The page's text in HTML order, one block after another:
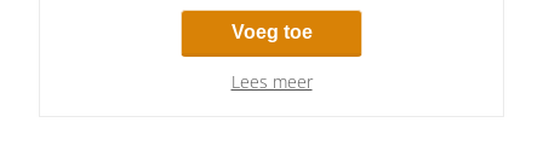
Voeg toe
Lees meer